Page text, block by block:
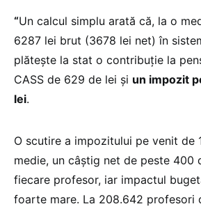
“Un calcul simplu arată că, la o
6287 lei brut (3678 lei net) în
plătește la stat o contribuție la
CASS de 629 de lei și un impozit
lei.
O scutire a impozitului pe venit de
medie, un câștig net de peste 400
fiecare profesor, iar impactul
foarte mare. La 208.642 profesori